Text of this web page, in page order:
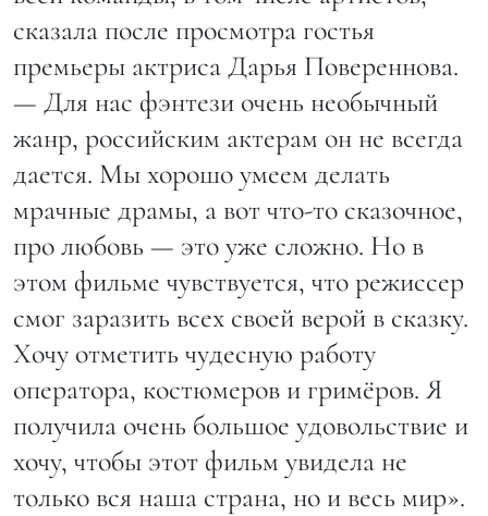
сказала после просмотра гостья
премьеры актриса Дарья Повереннова.
— Для нас фэнтези очень необычный
жанр, российским актерам он не всегда
дается. Мы хорошо умеем делать
мрачные драмы, а вот что-то сказочное,
про любовь — это уже сложно. Но в
этом фильме чувствуется, что режиссер
смог заразить всех своей верой в сказку.
Хочу отметить чудесную работу
оператора, костюмеров и гримёров. Я
получила очень большое удовольствие и
хочу, чтобы этот фильм увидела не
только вся наша страна, но и весь мир».